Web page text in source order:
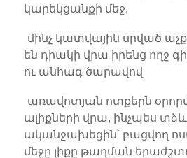
կարեկցանքի մեջ,
մինչ կատվային սրված
են դիակի վրա իրենց ողջ
ու անհագ ծարավով
առավոտյան ոտքերն
ալիքների վրա, ինչպես
ականջախեցին՝ բացվող
մեջը լիքը թաղման